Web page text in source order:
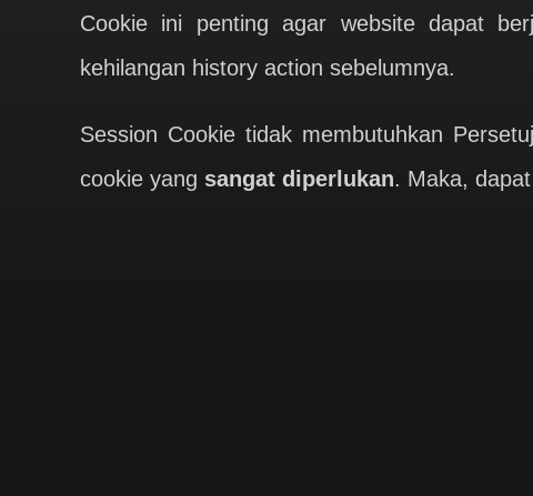
Cookie ini penting agar website dapat
kehilangan history action sebelumnya.
Session Cookie tidak membutuhkan
cookie yang sangat diperlukan. Maka,